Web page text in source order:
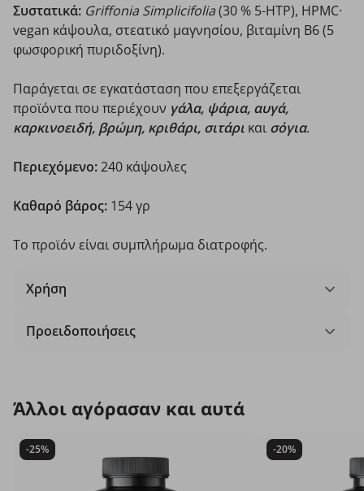
Συστατικά: Griffonia Simplicifolia(30 % 5-HTP), HPMC·
vegan κάψουλα, στεατικό μαγνησίου, βιταμίνη Β6 (5
φωσφορική πυριδοξίνη).
Παράγεται σε εγκατάσταση που επεξεργάζεται
προϊόντα που περιέχουν γάλα, ψάρια, αυγά,
καρκινοειδή, βρώμη, κριθάρι, σιτάρι και σόγια.
Περιεχόμενο:240 κάψουλες
Καθαρό βάρος: 154 γρ
Το προϊόν είναι συμπλήρωμα διατροφής.
Χρήση
Προειδοποιήσεις
Άλλοι αγόρασαν και αυτά
-25% -20%